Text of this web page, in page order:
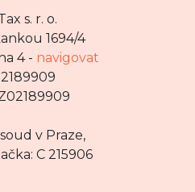
s. r. o.
1694/4
4 - navigovat
v Praze,
C 215906